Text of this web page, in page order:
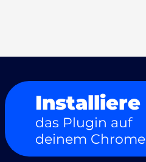
Installiere
das Plugin auf
deinem Chrome